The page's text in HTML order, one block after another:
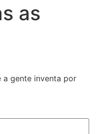
as
gente inventa por